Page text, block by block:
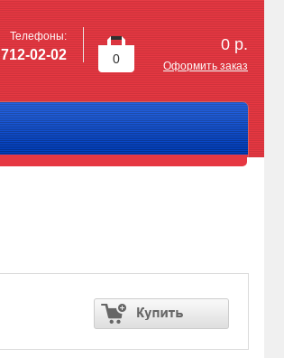
0
0 р.
Оформить заказ
Телефоны:
712-02-02